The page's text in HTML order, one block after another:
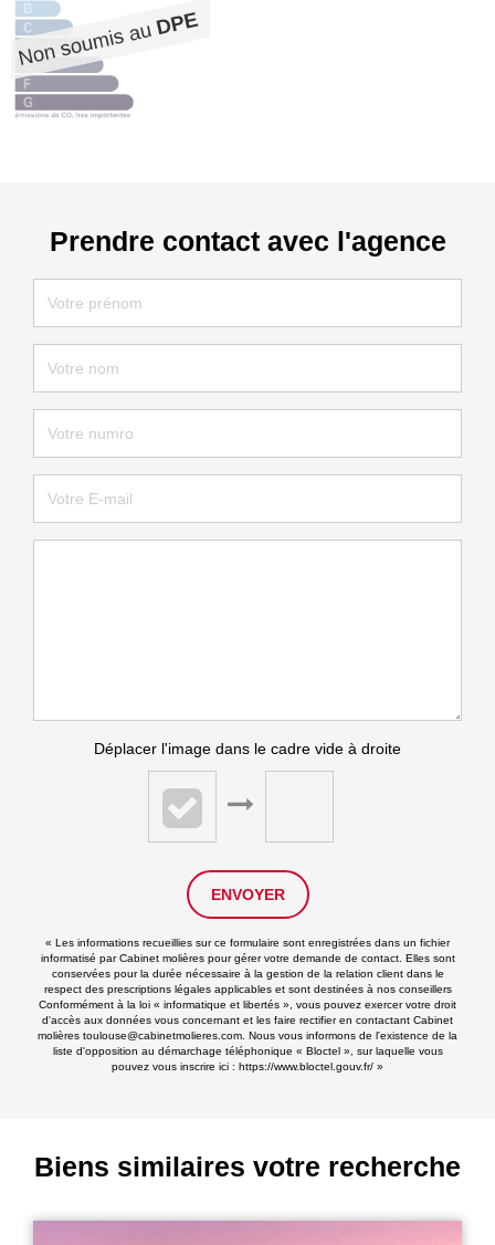
Prendre contact avec l'agence
Déplacer l'image dans le cadre vide à droite
ENVOYER
« Les informations recueillies sur ce formulaire sont enregistrées dans un fichier
informatisé par Cabinet molières pour gérer votre demande de contact. Elles sont
conservées pour la durée nécessaire à la gestion de la relation client dans le
respect des prescriptions légales applicables et sont destinées à nos conseillers
Conformément à la loi « informatique et libertés », vous pouvez exercer votre droit
d'accès aux données vous concernant et les faire rectifier en contactant Cabinet
molières toulouse@cabinetmolieres.com. Nous vous informons de l'existence de la
liste d'opposition au démarchage téléphonique « Bloctel », sur laquelle vous
pouvez vous inscrire ici : https://www.bloctel.gouv.fr/ »
Biens similaires votre recherche